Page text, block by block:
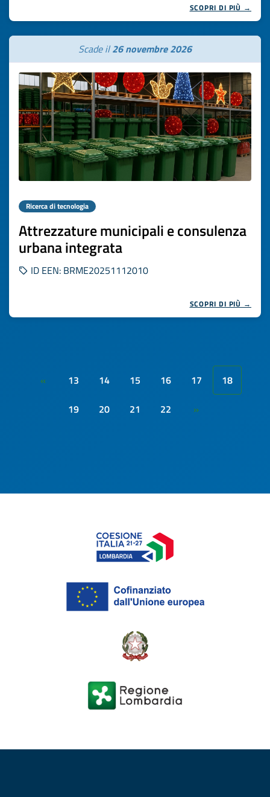
SCOPRI DI PIÙ →
Scade il26 novembre 2026
Ricerca di tecnologia
Attrezzature municipali e consulenza
urbana integrata
ID EEN: BRME20251112010
SCOPRI DI PIÙ →
« 13 14 15 16 17
18
19
20 21 22 »